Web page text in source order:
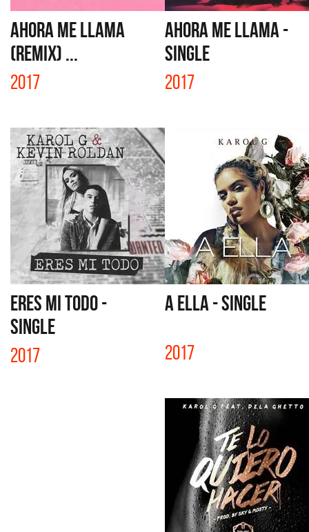
AHORA ME LLAMA
(REMIX) ...
2017
AHORA ME LLAMA -
SINGLE
2017
ERES MI TODO -
SINGLE
2017
A ELLA - SINGLE
2017